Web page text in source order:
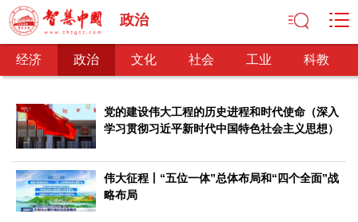
政治
经济 政治 文化 社会 工业 科教
经济
经济观察 产业纵横 区域经济 新锐视点
发展理念
经济转型
供给侧改革
党的建设伟大工程的历史进程和时代使命（深入
学习贯彻习近平新时代中国特色社会主义思想）
伟大征程丨“五位一体”总体布局和“四个全面”战
略布局